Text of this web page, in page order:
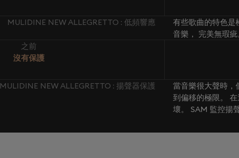
MULIDINE NEW ALLEGRETTO : 低頻響應
有些歌曲的特色是
音樂， 完美無瑕疵
之前
沒有保護
MULIDINE NEW ALLEGRETTO : 揚聲器保護
當音樂很大聲時，
到偏移的極限。
壞。 SAM 監控揚